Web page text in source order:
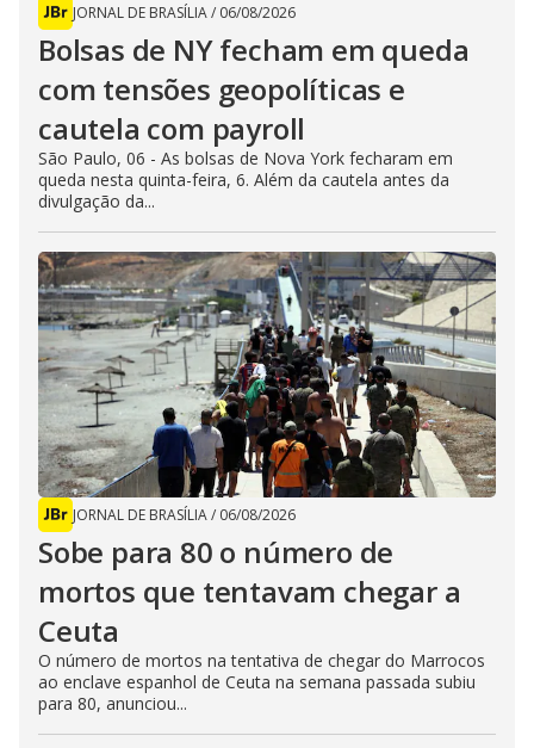
JORNAL DE BRASÍLIA/ 06/08/2026
Bolsas de NY fecham em queda
com tensões geopolíticas e
cautela com payroll
São Paulo, 06 - As bolsas de Nova York fecharam em
queda nesta quinta-feira, 6. Além da cautela antes da
divulgação da...
JORNAL DE BRASÍLIA/ 06/08/2026
Sobe para 80 o número de
mortos que tentavam chegar a
Ceuta
O número de mortos na tentativa de chegar do Marrocos
ao enclave espanhol de Ceuta na semana passada subiu
para 80, anunciou...